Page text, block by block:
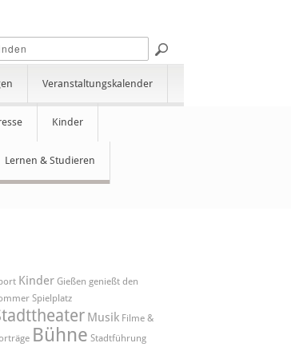
Veranstaltungskalender
Kinder
Lernen & Studieren
Kinder Gießen genießt den
Spielplatz
Musik Filme &
Bühne Stadtführung